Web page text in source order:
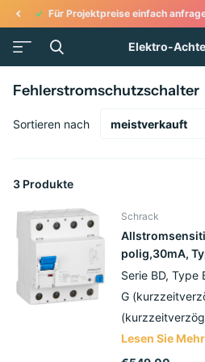
machen Ihnen gerne ein Angebot! Ihr
Elektro-
Fehlerstromschutzschalter
3 Produkte
Sortieren nach
Schrack
polig,30mA,
Serie BD, Type
G
Produktnorm
Vorsicherungsfest EAN-
Lesen Sie Mehr